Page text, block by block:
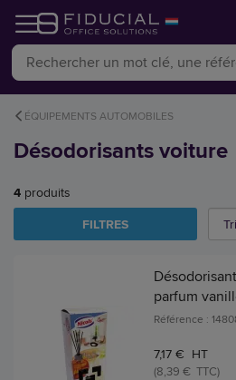
ÉQUIPEMENTS AUTOMOBILES
Désodorisants voiture
4 produits
FILTRES
parfum
Référence :
7,17 € HT
(8,39 € TTC)